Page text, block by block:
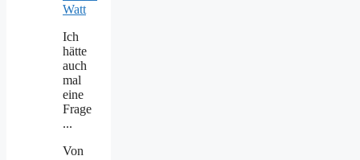
Watt
Ich
hätte
auch
mal
eine
Frage
...
Von